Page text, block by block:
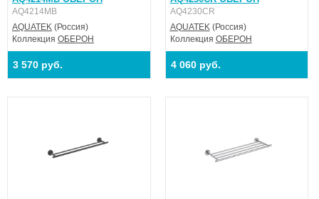
AQ4214MB
AQUATEK (Россия)
Коллекция ОБЕРОН
3 570 руб.
AQ4230CR
AQUATEK(Россия)
Коллекция ОБЕРОН
4 060 руб.